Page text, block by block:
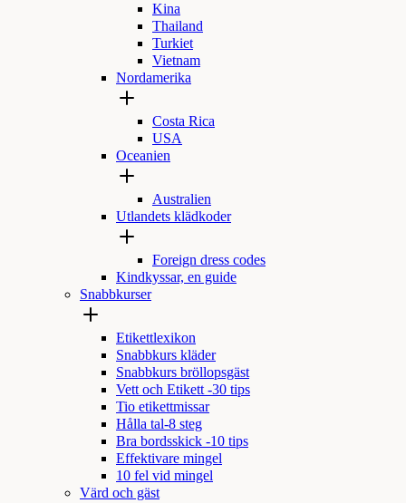
Kina
Thailand
Turkiet
Vietnam
Nordamerika
Costa Rica
USA
Oceanien
Australien
Utlandets klädkoder
Foreign dress codes
Kindkyssar, en guide
Snabbkurser
Etikettlexikon
Snabbkurs kläder
Snabbkurs bröllopsgäst
Vett och Etikett -30 tips
Tio etikettmissar
Hålla tal-8 steg
Bra bordsskick -10 tips
Effektivare mingel
10 fel vid mingel
Värd och gäst